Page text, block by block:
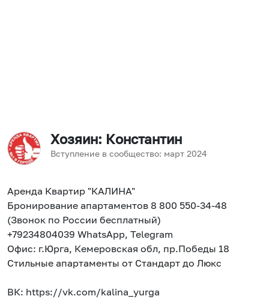
Хозяин: Константин
Вступление в сообщество: март 2024
Аренда Квартир "КАЛИНА"
Бронирование апартаментов 8 800 550-34-48
(Звонок по России бесплатный)
+79234804039 WhatsApp, Telegram
Офис: г.Юрга, Кемеровская обл, пр.Победы 18
Стильные апартаменты от Стандарт до Люкс
ВК: https://vk.com/kalina_yurga